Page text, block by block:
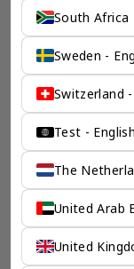
一个全
保驾护
奕资环球是您值得
咨询有限公司的零
咨询机构，接触世
凭借其战略优势，
来，并为21个行业
了解香港伦敦奕
South Africa
Sweden -
Switzerland
Test - English
The
United Arab
United